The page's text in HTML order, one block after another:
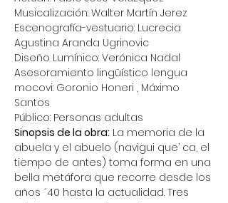
Musicalización: Walter Martín Jerez
Escenografía-vestuario: Lucrecia
Agustina Aranda Ugrinovic
Diseño Lumínico: Verónica Nadal
Asesoramiento lingüístico lengua
mocovi: Goronio Honeri , Máximo
Santos
Público: Personas adultas
Sinopsis de la obra: La memoria de la
abuela y el abuelo (navigui que’ ca, el
tiempo de antes) toma forma en una
bella metáfora que recorre desde los
años ´40 hasta la actualidad. Tres